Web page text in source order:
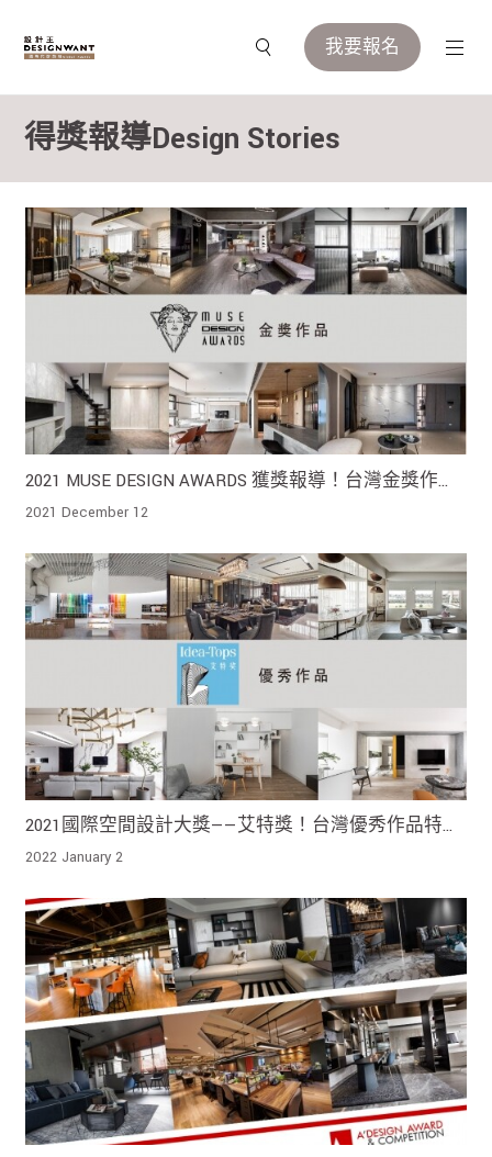
我要報名
得獎報導Design Stories
2021 MUSE DESIGN AWARDS 獲獎報導！台灣金獎作品
特輯四
2021 December 12
2021國際空間設計大獎——艾特獎！台灣優秀作品特輯
三
2022 January 2